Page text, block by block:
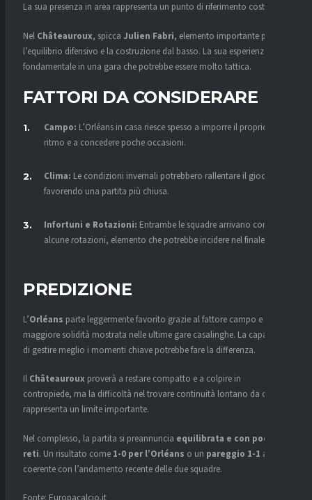
La sua presenza in area rappresenta un punto di riferimento costante.
Nel Châteauroux, spicca Julien Fabri, elemento importante per
l’equilibrio difensivo e la costruzione dal basso. La sua esperienza sarà
fondamentale in una gara che potrebbe essere molto tattica.
FATTORI DA CONSIDERARE
Campo: L’Orléans in casa riesce spesso a imporre il proprio
ritmo e a concedere poche occasioni.
Clima: Le condizioni invernali potrebbero rallentare il gioco,
favorendo una partita più chiusa.
Infortuni e Rotazioni: Entrambe le squadre arrivano con
alcune rotazioni, elemento che potrebbe incidere nel finale.
PREDIZIONE
L’Orléans parte leggermente favorito grazie al fattore campo e a una
maggiore solidità mostrata nelle ultime gare casalinghe. La capacità
di gestire meglio i momenti chiave potrebbe fare la differenza.
Il Châteauroux proverà a restare compatto e a colpire in
contropiede, ma la difficoltà nel trovare continuità lontano da casa
rappresenta un limite importante.
Nel complesso, la partita si preannuncia equilibrata e con poche
reti. Un risultato come 1-0 per l’Orléans o un pareggio 1-1 appare
coerente con l’andamento recente delle due squadre.